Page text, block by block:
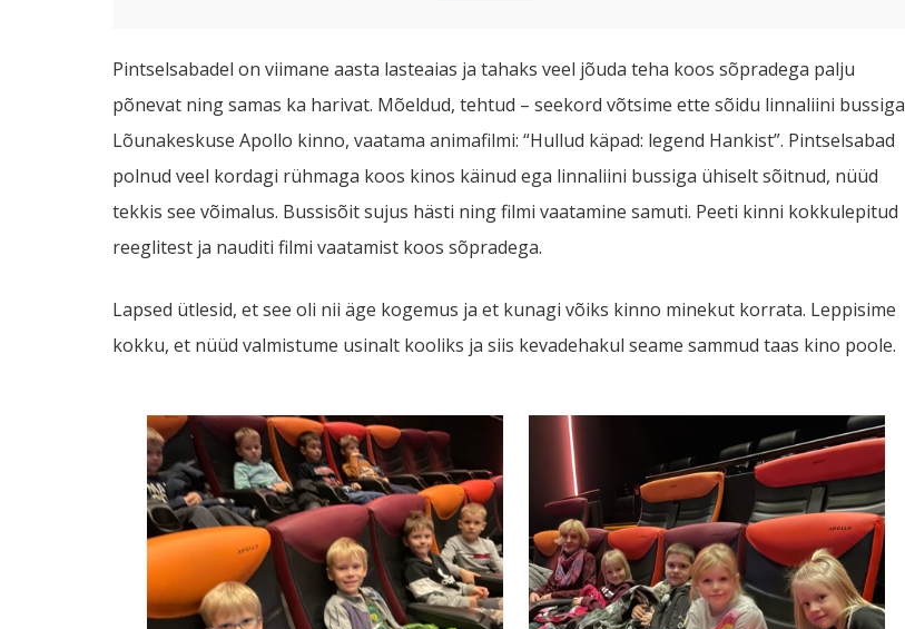
Pintselsabadel on viimane aasta lasteaias ja tahaks veel jõuda teha koos sõpradega palju
põnevat ning samas ka harivat. Mõeldud, tehtud – seekord võtsime ette sõidu linnaliini bussiga
Lõunakeskuse Apollo kinno, vaatama animafilmi: “Hullud käpad: legend Hankist”. Pintselsabad
polnud veel kordagi rühmaga koos kinos käinud ega linnaliini bussiga ühiselt sõitnud, nüüd
tekkis see võimalus. Bussisõit sujus hästi ning filmi vaatamine samuti. Peeti kinni kokkulepitud
reeglitest ja nauditi filmi vaatamist koos sõpradega.
Lapsed ütlesid, et see oli nii äge kogemus ja et kunagi võiks kinno minekut korrata. Leppisime
kokku, et nüüd valmistume usinalt kooliks ja siis kevadehakul seame sammud taas kino poole.